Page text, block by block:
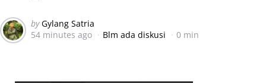
Posted
by
by Gylang Satria
54 minutes ago
Blm ada diskusi 0 min